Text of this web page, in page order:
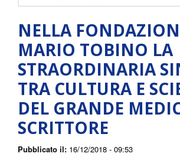
NELLA
MARIO TOBINO LA
STRAORDINARIA
TRA CULTURA E
DEL GRANDE
SCRITTORE
Pubblicato il: 16/12/2018 - 09:53